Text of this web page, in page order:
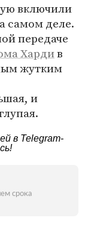
включили
самом деле.
передаче
Хардив
жутким
и
в Telegram-
срока